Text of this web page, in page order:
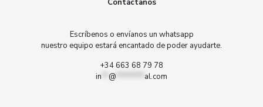
Contáctanos
Escríbenos o envíanos un whatsapp
nuestro equipo estará encantado de poder ayudarte.
+34 663 68 79 78
in
@ al.com